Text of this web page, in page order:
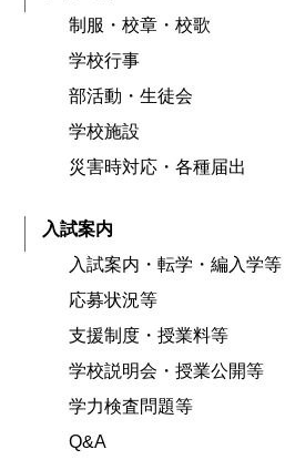
制服・校章・校歌
学校行事
部活動・生徒会
学校施設
災害時対応・各種届出
入試案内
入試案内・転学・編入学等
応募状況等
支援制度・授業料等
学校説明会・授業公開等
学力検査問題等
Q&A